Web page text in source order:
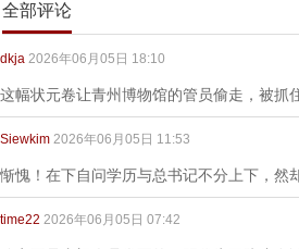
全部评论
dkja 2026年06月05日 18:10
这幅状元卷让青州博物馆的管员偷走，被抓
Siewkim 2026年06月05日 11:53
惭愧！在下自问学历与总书记不分上下，然
time22 2026年06月05日 07:42